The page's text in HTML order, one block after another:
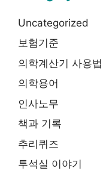
Uncategorized
보험기준
의학계산기 사용법
의학용어
인사노무
책과 기록
추리퀴즈
투석실 이야기